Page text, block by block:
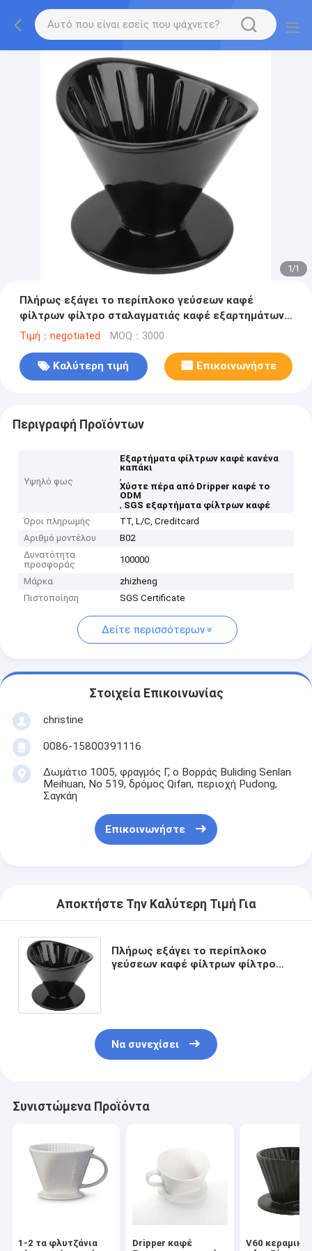
1/1
Πλήρως εξάγει το περίπλοκο γεύσεων καφέ
φίλτρων φίλτρο σταλαγματιάς καφέ εξαρτημάτων
επαναχρησιμοποιήσιμο
Τιμή：negotiated MOQ：3000
Καλύτερη τιμή Επικοινωνήστε
Περιγραφή Προϊόντων
Υψηλό φως
Εξαρτήματα φίλτρων καφέ κανένα
καπάκι
,
Χύστε πέρα από Dripper καφέ το
ODM
, SGS εξαρτήματα φίλτρων καφέ
Όροι πληρωμής
TT, L/C, Creditcard
Αριθμό μοντέλου
B02
Δυνατότητα
προσφοράς
100000
Μάρκα
zhizheng
Πιστοποίηση
SGS Certificate
Δείτε περισσότερων
Στοιχεία Επικοινωνίας
christine
0086-15800391116
Δωμάτιο 1005, φραγμός Γ, ο Βορράς Buliding Senlan
Meihuan, Νο 519, δρόμος Qifan, περιοχή Pudong,
Σαγκάη
Επικοινωνήστε
Αποκτήστε Την Καλύτερη Τιμή Για
Πλήρως εξάγει το περίπλοκο
γεύσεων καφέ φίλτρων φίλτρο
Να συνεχίσει
Συνιστώμενα Προϊόντα
1-2 τα φλυτζάνια
Dripper καφέ
V60 κεραμικό